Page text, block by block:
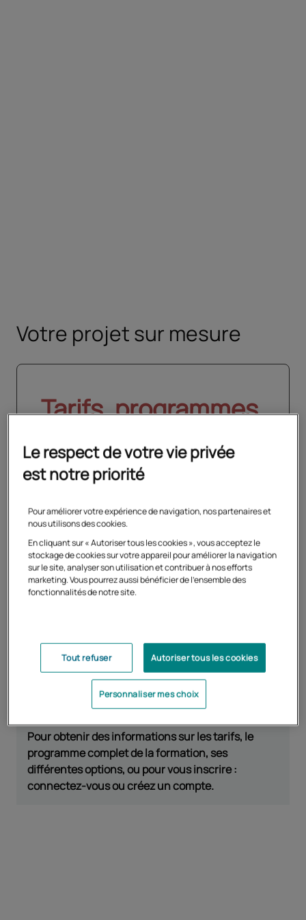
Votre projet sur mesure
Tarifs, programmes,
inscription
Créez votre compte et
découvrez les formules
adaptées à votre profil
Créer un compte
Pour obtenir des informations sur les tarifs, le
programme complet de la formation, ses
différentes options, ou pour vous inscrire :
connectez-vous ou créez un compte.
Le respect de votre vie privée
est notre priorité
Pour améliorer votre expérience de navigation, nos partenaires et
nous utilisons des cookies.
En cliquant sur « Autoriser tous les cookies », vous acceptez le
stockage de cookies sur votre appareil pour améliorer la navigation
sur le site, analyser son utilisation et contribuer à nos efforts
marketing. Vous pourrez aussi bénéficier de l'ensemble des
fonctionnalités de notre site.
Tout refuser Autoriser tous les cookies
Personnaliser mes choix